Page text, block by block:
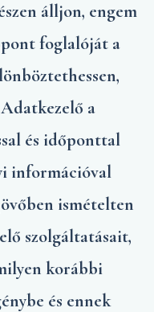
álljon, engem
foglalóját a
a
és időponttal
információval
ismételten
szolgáltatásait,
korábbi
és ennek